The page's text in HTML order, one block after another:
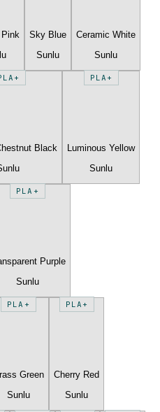
Sky Blue
Sunlu
Ceramic White
Sunlu
Black
PLA+
Luminous Yellow
Sunlu
PLA+
Purple
Sunlu
PLA+
Green
Sunlu
PLA+
Cherry Red
Sunlu